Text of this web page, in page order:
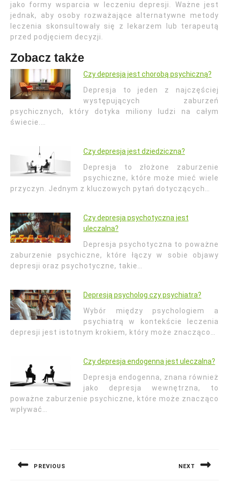
jako formy wsparcia w leczeniu depresji. Ważne jest
jednak, aby osoby rozważające alternatywne metody
leczenia skonsultowały się z lekarzem lub terapeutą
przed podjęciem decyzji.
Zobacz także
Czy depresja jest chorobą psychiczną?
Depresja to jeden z najczęściej
występujących zaburzeń
psychicznych, który dotyka miliony ludzi na całym
świecie.…
Czy depresja jest dziedziczna?
Depresja to złożone zaburzenie
psychiczne, które może mieć wiele
przyczyn. Jednym z kluczowych pytań dotyczących…
Czy depresja psychotyczna jest
uleczalna?
Depresja psychotyczna to poważne
zaburzenie psychiczne, które łączy w sobie objawy
depresji oraz psychotyczne, takie…
Depresją psycholog czy psychiatra?
Wybór między psychologiem a
psychiatrą w kontekście leczenia
depresji jest istotnym krokiem, który może znacząco…
Czy depresja endogenna jest uleczalna?
Depresja endogenna, znana również
jako depresja wewnętrzna, to
poważne zaburzenie psychiczne, które może znacząco
wpływać…
PREVIOUS NEXT